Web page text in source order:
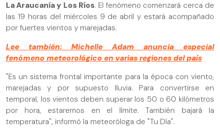
La Araucanía y Los Ríos. El fenómeno comenzará cerca de
las 19 horas del miércoles 9 de abril y estará acompañado
por fuertes vientos y marejadas.
Lee también: Michelle Adam anuncia especial
fenómeno meteorológico en varias regiones del país
"Es un sistema frontal importante para la época con viento,
marejadas y por supuesto lluvia. Para convertirse en
temporal, los vientos deben superar los 50 o 60 kilómetros
por hora, estaremos en el límite. También bajará la
temperatura", informó la meteoróloga de "Tu Día".